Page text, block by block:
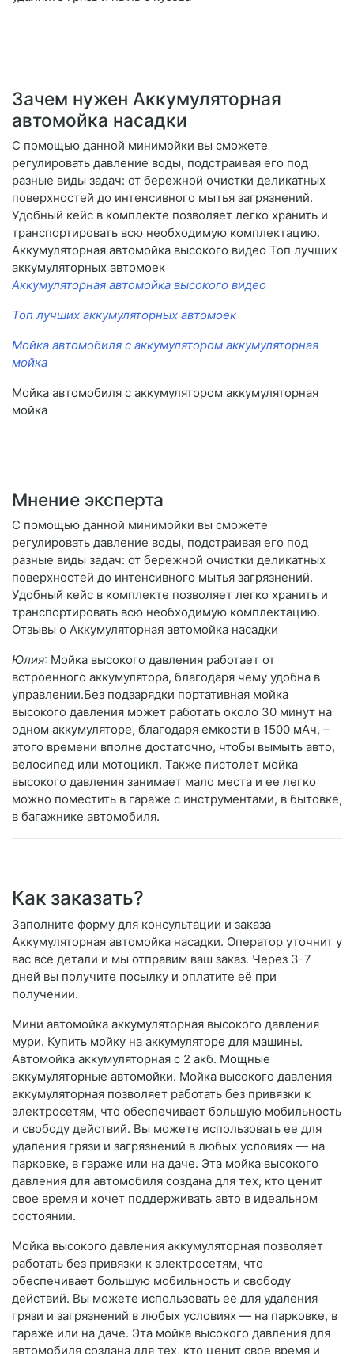
Зачем нужен Аккумуляторная
автомойка насадки
С помощью данной минимойки вы сможете
регулировать давление воды, подстраивая его под
разные виды задач: от бережной очистки деликатных
поверхностей до интенсивного мытья загрязнений.
Удобный кейс в комплекте позволяет легко хранить и
транспортировать всю необходимую комплектацию.
Аккумуляторная автомойка высокого видео Топ лучших
аккумуляторных автомоек
Аккумуляторная автомойка высокого видео
Топ лучших аккумуляторных автомоек
Мойка автомобиля с аккумулятором аккумуляторная
мойка
Мойка автомобиля с аккумулятором аккумуляторная
мойка
Мнение эксперта
С помощью данной минимойки вы сможете
регулировать давление воды, подстраивая его под
разные виды задач: от бережной очистки деликатных
поверхностей до интенсивного мытья загрязнений.
Удобный кейс в комплекте позволяет легко хранить и
транспортировать всю необходимую комплектацию.
Отзывы о Аккумуляторная автомойка насадки
Юлия: Мойка высокого давления работает от
встроенного аккумулятора, благодаря чему удобна в
управлении.Без подзарядки портативная мойка
высокого давления может работать около 30 минут на
одном аккумуляторе, благодаря емкости в 1500 мАч, –
этого времени вполне достаточно, чтобы вымыть авто,
велосипед или мотоцикл. Также пистолет мойка
высокого давления занимает мало места и ее легко
можно поместить в гараже с инструментами, в бытовке,
в багажнике автомобиля.
Как заказать?
Заполните форму для консультации и заказа
Аккумуляторная автомойка насадки. Оператор уточнит у
вас все детали и мы отправим ваш заказ. Через 3-7
дней вы получите посылку и оплатите её при
получении.
Мини автомойка аккумуляторная высокого давления
мури. Купить мойку на аккумуляторе для машины.
Автомойка аккумуляторная с 2 акб. Мощные
аккумуляторные автомойки. Мойка высокого давления
аккумуляторная позволяет работать без привязки к
электросетям, что обеспечивает большую мобильность
и свободу действий. Вы можете использовать ее для
удаления грязи и загрязнений в любых условиях — на
парковке, в гараже или на даче. Эта мойка высокого
давления для автомобиля создана для тех, кто ценит
свое время и хочет поддерживать авто в идеальном
состоянии.
Мойка высокого давления аккумуляторная позволяет
работать без привязки к электросетям, что
обеспечивает большую мобильность и свободу
действий. Вы можете использовать ее для удаления
грязи и загрязнений в любых условиях — на парковке, в
гараже или на даче. Эта мойка высокого давления для
автомобиля создана для тех, кто ценит свое время и